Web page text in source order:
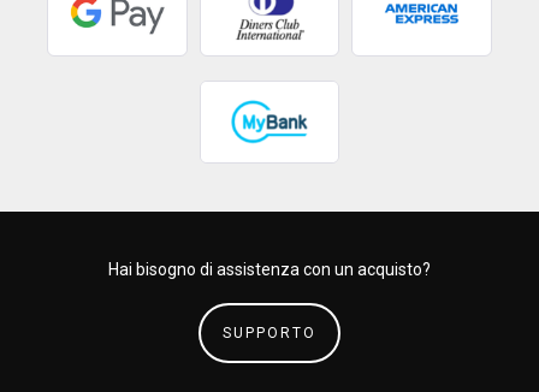
Hai bisogno di assistenza con un acquisto?
SUPPORTO